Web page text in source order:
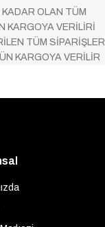
OLAN TÜM
KARGOYA VERİLİRİ
TÜM SİPARİŞLER
KARGOYA VERİLİR